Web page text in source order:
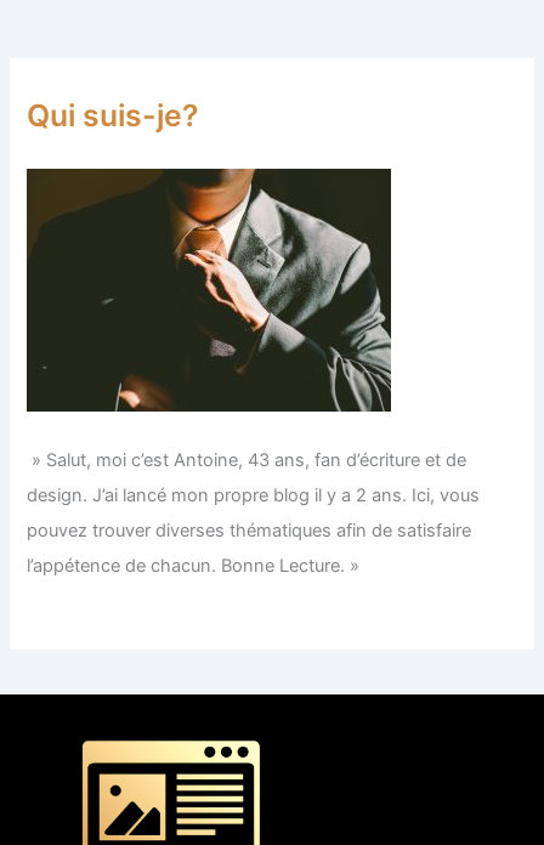
Qui suis-je?
» Salut, moi c’est Antoine, 43 ans, fan d’écriture et de
design. J’ai lancé mon propre blog il y a 2 ans. Ici, vous
pouvez trouver diverses thématiques afin de satisfaire
l’appétence de chacun. Bonne Lecture. »